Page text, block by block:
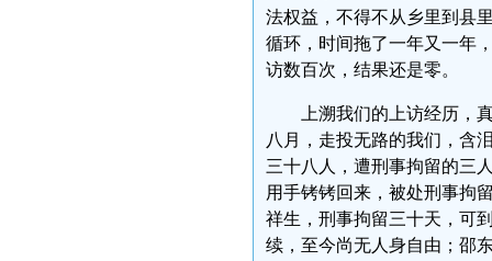
法权益，不得不从乡里到县
循环，时间拖了一年又一年
访数百次，结果还是零。
上溯我们的上访经历，
八月，走投无路的我们，含
三十八人，遭刑事拘留的三
用手铐铐回来，被处刑事拘
祥生，刑事拘留三十天，可
续，至今尚无人身自由；邵